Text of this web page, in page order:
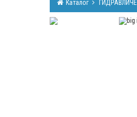
УПЛОТНЕНИЯ
Каталог